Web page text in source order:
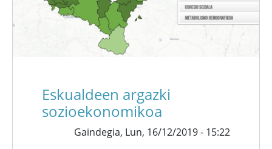
Eskualdeen argazki
sozioekonomikoa
Gaindegia, Lun, 16/12/2019 - 15:22